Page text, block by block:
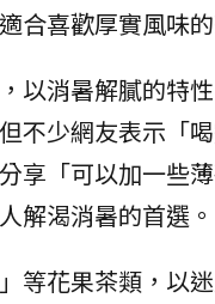
合喜歡厚實風味
以消暑解膩的特
不少網友表示「
享「可以加一些
解渴消暑的首選。
等花果茶類，以